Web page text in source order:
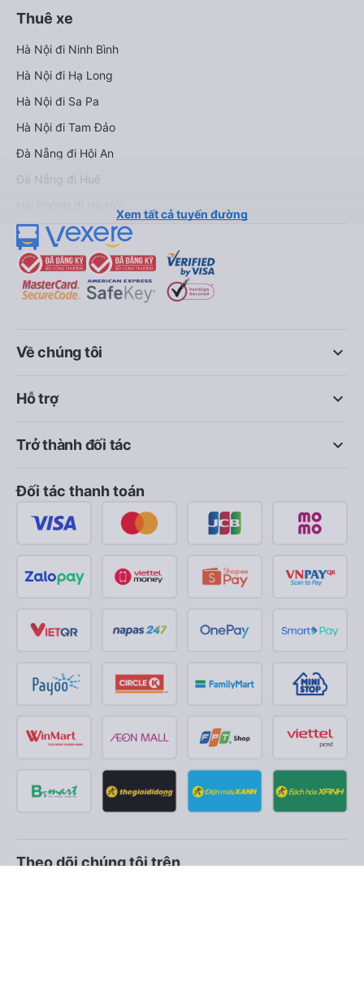
Thuê xe
Hà Nội đi Ninh Bình
Hà Nội đi Hạ Long
Hà Nội đi Sa Pa
Hà Nội đi Tam Đảo
Đà Nẵng đi Hội An
Đà Nẵng đi Huế
Xem tất cả tuyến đường
keyboard_arrow_down
Về chúng tôi
keyboard_arrow_down
Hỗ trợ
keyboard_arrow_down
Trở thành đối tác
Đối tác thanh toán
Theo dõi chúng tôi trên